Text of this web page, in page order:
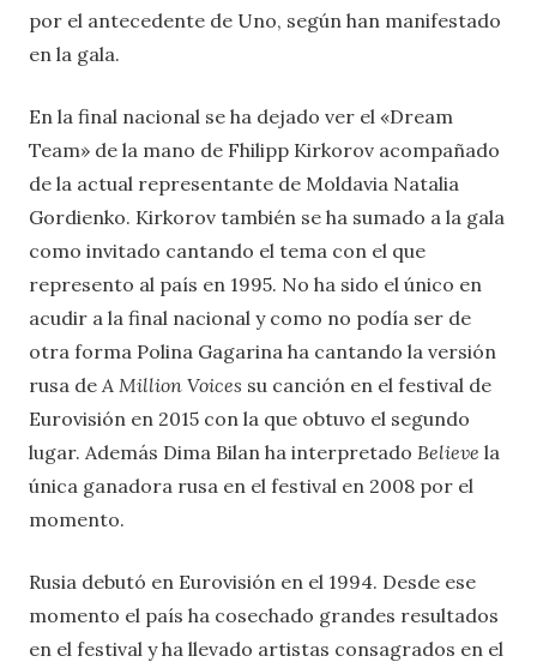
por el antecedente de Uno, según han manifestado
en la gala.
En la final nacional se ha dejado ver el «Dream
Team» de la mano de Fhilipp Kirkorov acompañado
de la actual representante de Moldavia Natalia
Gordienko. Kirkorov también se ha sumado a la gala
como invitado cantando el tema con el que
represento al país en 1995. No ha sido el único en
acudir a la final nacional y como no podía ser de
otra forma Polina Gagarina ha cantando la versión
rusa de A Million Voices su canción en el festival de
Eurovisión en 2015 con la que obtuvo el segundo
lugar. Además Dima Bilan ha interpretado Believe la
única ganadora rusa en el festival en 2008 por el
momento.
Rusia debutó en Eurovisión en el 1994. Desde ese
momento el país ha cosechado grandes resultados
en el festival y ha llevado artistas consagrados en el